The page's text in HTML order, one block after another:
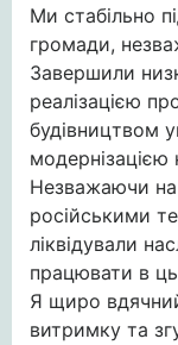
Ми стабільно
громади,
Завершили
реалізацією
будівництвом
модернізацією
Незважаючи
російськими
ліквідували
працювати в
Я щиро
витримку та